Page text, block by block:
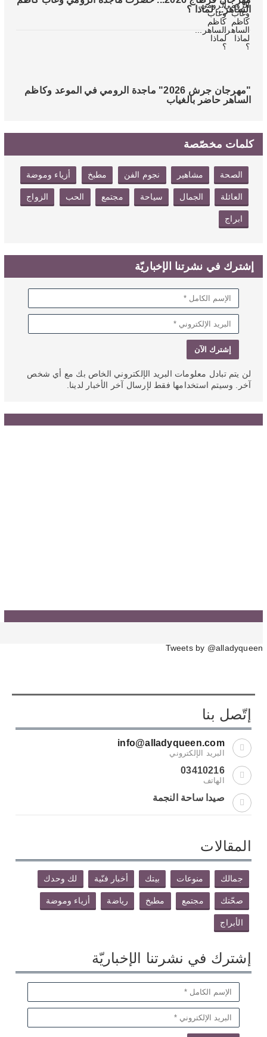
الساهر... لماذا ؟
"مهرجان جرش 2026" ماجدة الرومي في الموعد وكاظم
الساهر حاضر بالغياب
كلمات مخصّصة
الصحة مشاهير نجوم الفن مطبخ أزياء وموضة
العائلة الجمال سياحة مجتمع الحب الزواج
ابراج
إشترك في نشرتنا الإخباريّة
لن يتم تبادل معلومات البريد الإلكتروني الخاص بك مع أي شخص
آخر. وسيتم استخدامها فقط لإرسال آخر الأخبار لدينا.
Tweets by @alladyqueen
إتّصل بنا
info@alladyqueen.com
البريد الإلكتروني
03410216
الهاتف
صيدا ساحة النجمة
المقالات
جمالك منوعات بيتك أخبار فنّية لك وحدك
صحّتك مجتمع مطبخ رياضة أزياء وموضة
الأبراج
إشترك في نشرتنا الإخباريّة